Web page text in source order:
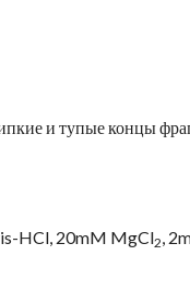
и тупые концы
HCl, 20mM MgCl2,